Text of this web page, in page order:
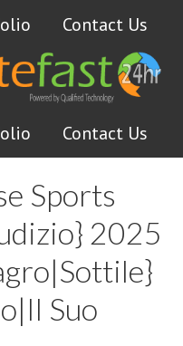
Contact Us
Contact Us
Sports
2025
Suo